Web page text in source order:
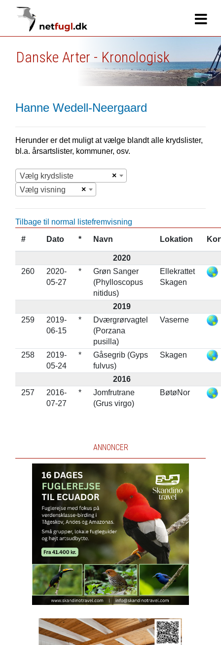
Danske Arter - Kronologisk
Hanne Wedell-Neergaard
Herunder er det muligt at vælge blandt alle krydslister,
bl.a. årsartslister, kommuner, osv.
×
Vælg krydsliste
×
Vælg visning
Tilbage til normal listefremvisning
# Dato * Navn Lokation
2020
260
2020-
05-27
*
Grøn Sanger
(Phylloscopus
nitidus)
Ellekrattet
Skagen
2019
259
2019-
06-15
*
Dværgrørvagtel
(Porzana
pusilla)
Vaserne
258
2019-
05-24
*
Gåsegrib (Gyps
fulvus)
Skagen
2016
257
2016-
07-27
*
Jomfrutrane
(Grus virgo)
BøtøNor
ANNONCER